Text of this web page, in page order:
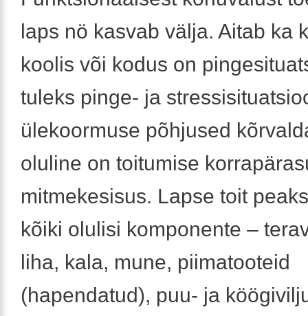
laps nö kasvab välja. Aitab ka
koolis või kodus on
tuleks pinge- ja
ülekoormuse põhjused
oluline on toitumise
mitmekesisus. Lapse toit
kõiki olulisi komponente –
liha, kala, mune, piimatooteid
(hapendatud), puu- ja